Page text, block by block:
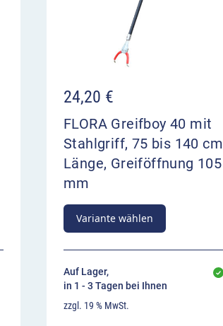
24,20 €
FLORA Greifboy 40 mit
Stahlgriff, 75 bis 140 cm
Länge, Greiföffnung 105
mm
Variante wählen
Auf Lager,
in 1 - 3 Tagen bei Ihnen
zzgl. 19 % MwSt.